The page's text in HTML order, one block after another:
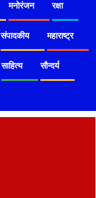
मनोरंजन रक्षा
संपादकीय महाराष्ट्र
साहित्य सौन्दर्य